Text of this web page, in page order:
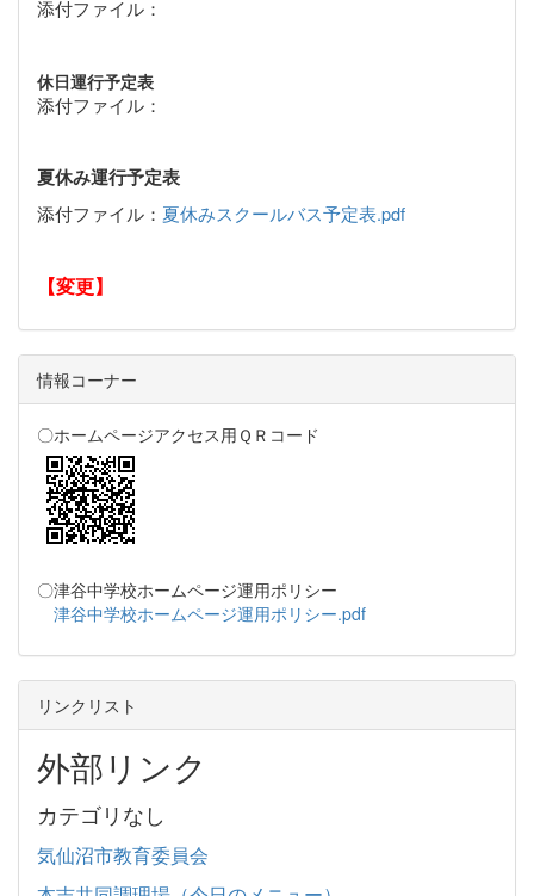
添付ファイル：
休日運行予定表
添付ファイル：
夏休み運行予定表
添付ファイル： 夏休みスクールバス予定表.pdf
【変更】
情報コーナー
〇ホームページアクセス用ＱＲコード
〇津谷中学校ホームページ運用ポリシー
津谷中学校ホームページ運用ポリシー.pdf
リンクリスト
外部リンク
カテゴリなし
気仙沼市教育委員会